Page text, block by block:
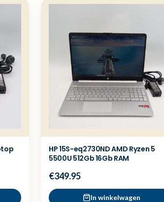
HP 15S-eq2730ND AMD Ryzen 5
5500U 512Gb 16Gb RAM
€349.95
In winkelwagen